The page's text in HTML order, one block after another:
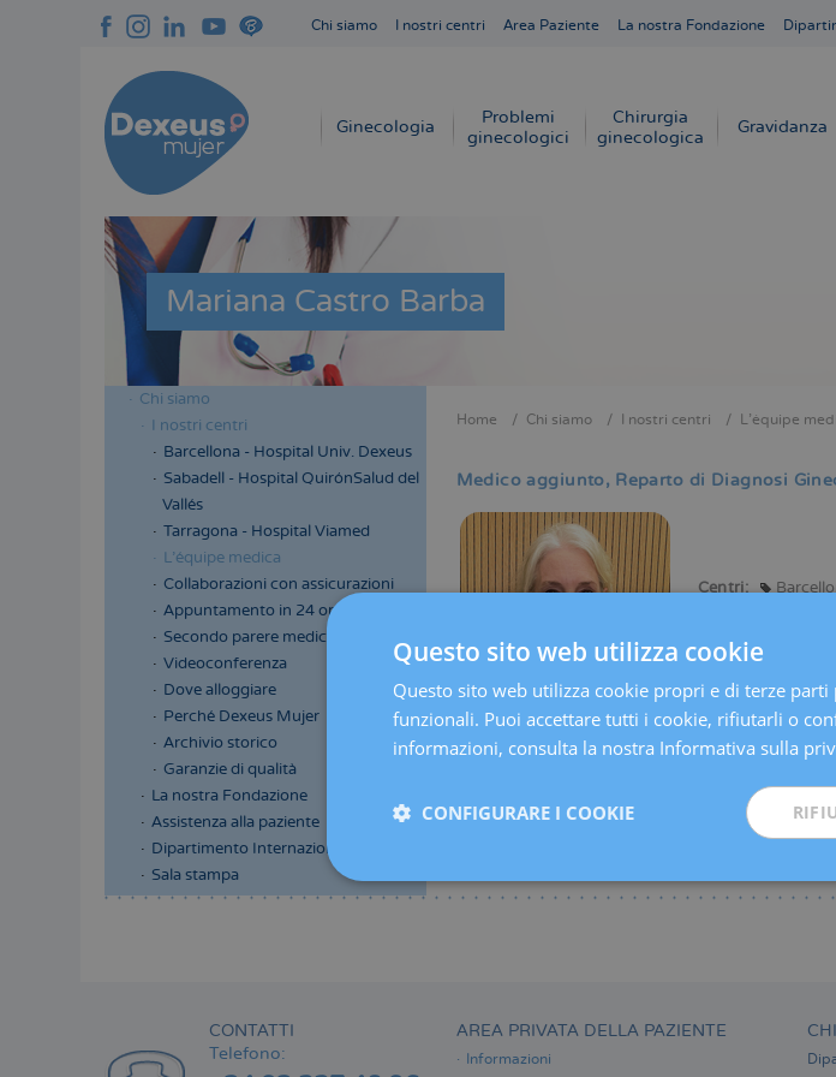
Chi siamo I nostri centri Area Paziente La nostra Fondazione
Navegación
Ginecologia
Problemi
ginecologici
Chirurgia
ginecologica
Gravidanza
Mariana Castro Barba
Menú
lateral
cabecera
Chi siamo
I nostri centri
Barcellona - Hospital Univ. Dexeus
Sabadell - Hospital QuirónSalud del
Vallés
Tarragona - Hospital Viamed
L'équipe medica
Collaborazioni con assicurazioni
Appuntamento in 24 ore
Secondo parere medico
Videoconferenza
Dove alloggiare
Perché Dexeus Mujer
Archivio storico
Garanzie di qualità
La nostra Fondazione
Assistenza alla paziente
Dipartimento Internazionale
Sala stampa
di
Home Chi siamo I nostri centri L'équipe
Medico aggiunto Reparto di Diagnosi
Centri:
CONTATTI
Telefono:
AREA PRIVATA DELLA PAZIENTE
Informazioni
Questo sito web utilizza cookie
Questo sito web utilizza cookie propri e di terze
funzionali. Puoi accettare tutti i cookie, rifiutarli o
informazioni, consulta la nostra Informativa sulla
CONFIGURARE I COOKIE